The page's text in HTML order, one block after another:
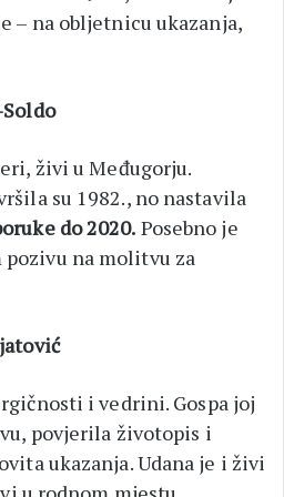
– na obljetnicu ukazanja,
živi u Međugorju.
su 1982., no nastavila
do 2020. Posebno je
pozivu na molitvu za
i vedrini. Gospa joj
povjerila životopis i
ukazanja. Udana je i živi